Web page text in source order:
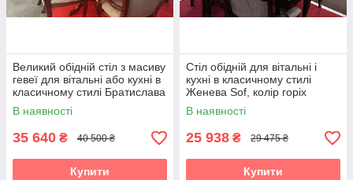
Великий обідній стіл з масиву
гевеї для вітальні або кухні в
класичному стилі Братислава
Sof, колір горіх
В наявності
35 640 ₴ 40 500 ₴
Купити
Стіл обідній для вітальні і
кухні в класичному стилі
Женева Sof, колір горіх
В наявності
25 938 ₴ 29 475 ₴
Купити